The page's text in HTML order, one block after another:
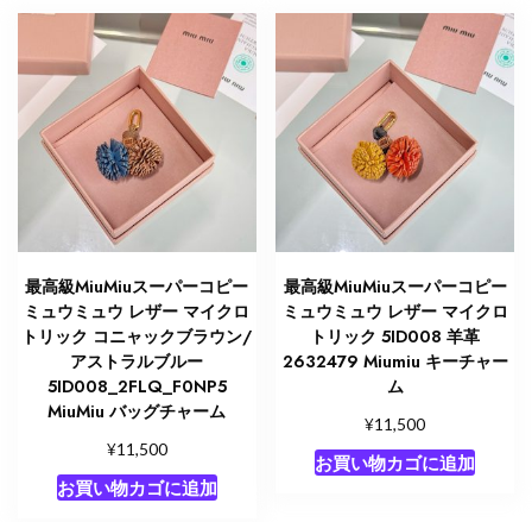
最高級MiuMiuスーパーコピー
ミュウミュウ レザー マイクロ
トリック コニャックブラウン/
アストラルブルー
5ID008_2FLQ_F0NP5
MiuMiu バッグチャーム
¥11,500
お買い物カゴに追加
最高級MiuMiuスーパーコピー
ミュウミュウ レザー マイクロ
トリック 5ID008 羊革
2632479 Miumiu キーチャー
ム
¥11,500
お買い物カゴに追加